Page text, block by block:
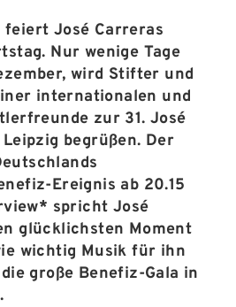
feiert José Carreras
Nur wenige Tage
wird Stifter und
internationalen und
zur 31. José
begrüßen. Der
Ereignis ab 20.15
spricht José
glücklichsten Moment
wichtig Musik für ihn
große Benefiz-Gala in